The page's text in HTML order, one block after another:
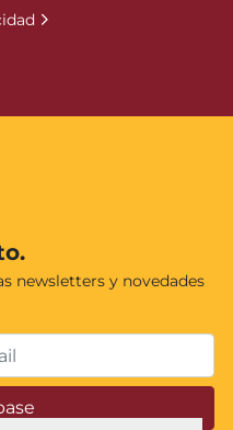
newsletters y novedades